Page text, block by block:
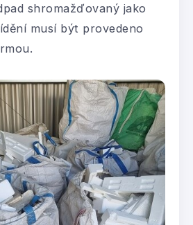
shromažďovaný jako
musí být provedeno